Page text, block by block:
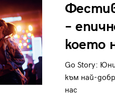
–
което
Go Story:
към най-
нас